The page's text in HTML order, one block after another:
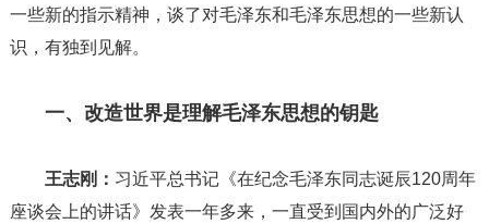
一些新的指示精神，谈了对毛泽东和毛泽东思想的一些新认
识，有独到见解。
一、改造世界是理解毛泽东思想的钥匙
王志刚： 习近平总书记《在纪念毛泽东同志诞辰120周年
座谈会上的讲话》发表一年多来，一直受到国内外的广泛好